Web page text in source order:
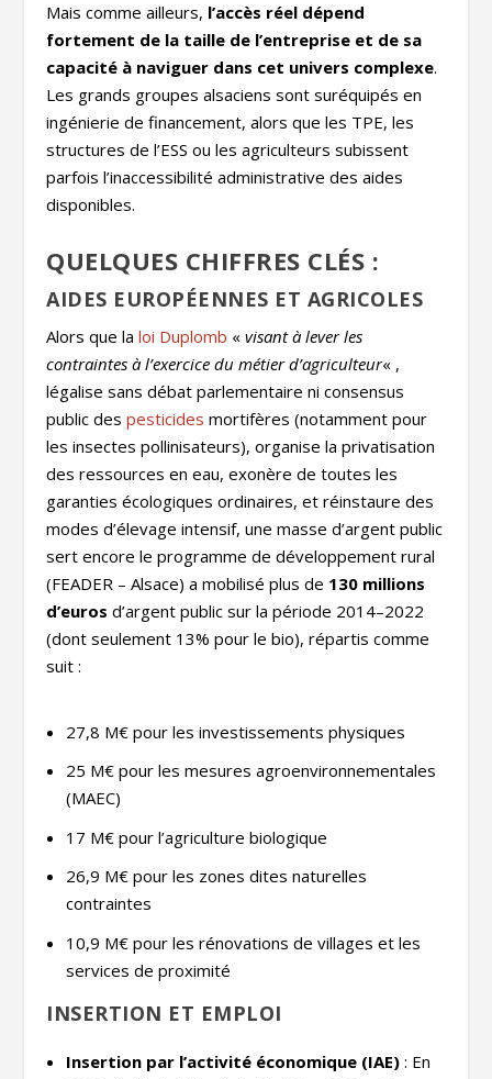
Mais comme ailleurs, l’accès réel dépend
fortement de la taille de l’entreprise et de sa
capacité à naviguer dans cet univers complexe.
Les grands groupes alsaciens sont suréquipés en
ingénierie de financement, alors que les TPE, les
structures de l’ESS ou les agriculteurs subissent
parfois l’inaccessibilité administrative des aides
disponibles.
QUELQUES CHIFFRES CLÉS :
AIDES EUROPÉENNES ET AGRICOLES
Alors que laloi Duplomb «visant à lever les
contraintes à l’exercice du métier d’agriculteur« ,
légalise sans débat parlementaire ni consensus
public despesticides mortifères (notamment pour
les insectes pollinisateurs), organise la privatisation
des ressources en eau, exonère de toutes les
garanties écologiques ordinaires, et réinstaure des
modes d’élevage intensif, une masse d’argent public
sert encore le programme de développement rural
(FEADER – Alsace) a mobilisé plus de 130 millions
d’euros d’argent public sur la période 2014–2022
(dont seulement 13% pour le bio), répartis comme
suit :
27,8 M€ pour les investissements physiques
25 M€ pour les mesures agroenvironnementales
(MAEC)
17 M€ pour l’agriculture biologique
26,9 M€ pour les zones dites naturelles
contraintes
10,9 M€ pour les rénovations de villages et les
services de proximité
INSERTION ET EMPLOI
Insertion par l’activité économique (IAE): En